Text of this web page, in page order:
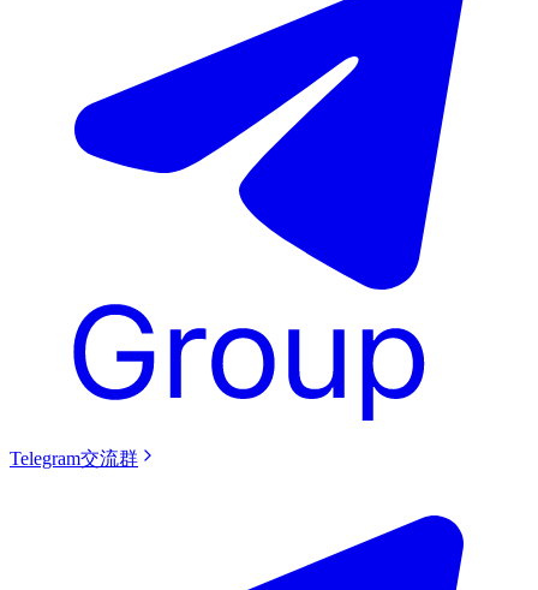
Telegram交流群